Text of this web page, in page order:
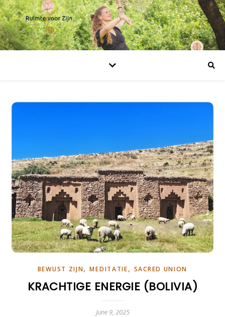
BEWUST ZIJN,MEDITATIE, SACRED UNION
KRACHTIGE ENERGIE (BOLIVIA)
June 9, 2025